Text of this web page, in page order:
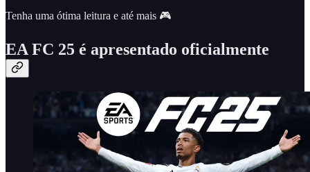
Tenha uma ótima leitura e até mais 🎮
EA FC 25 é apresentado oficialmente